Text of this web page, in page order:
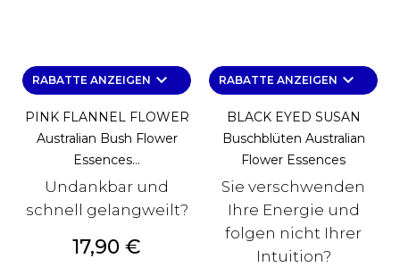
RABATTE ANZEIGEN keyboard_arrow_down
PINK FLANNEL FLOWER
Australian Bush Flower
Essences...
Undankbar und
schnell gelangweilt?
Preis
17,90 €
RABATTE ANZEIGEN keyboard_arrow_down
BLACK EYED SUSAN
Buschblüten Australian
Flower Essences
Sie verschwenden
Ihre Energie und
folgen nicht Ihrer
Intuition?